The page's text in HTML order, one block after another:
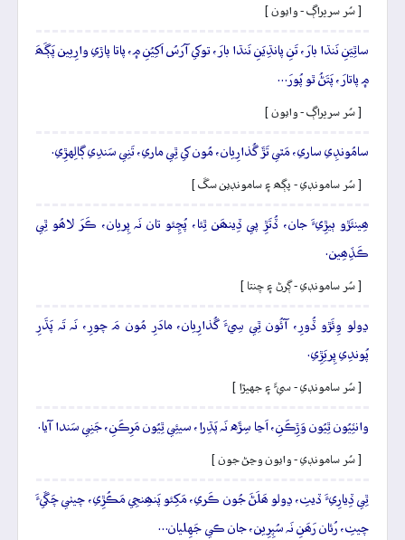
[ سُر سريراڳ - وايون ]
ساٿِيَنِ نَنڌا بارَ، تَنِ پانڌِيَنِ نَنڌا بارَ، توکي آرَسُ اَکِيُنِ ۾، پاتا پاڙي وارِيين پَڳَھَ
۾ پاتارَ، پَتَڻُ ٿو پُورَ…
[ سُر سريراڳ - وايون ]
سامُونڊِي ساري، مَٿي تَڙَ گُذارِيان، مُون کي ٿِي ماري، تَنِي سَندِي ڳالِهڙِي.
[ سُر سامونڊي - پڳھ ۽ سامونڊين سڱ ]
ھِينئَڙو ٻيڙِيءَ جان، ڏُتَڙِ پي ڏِينھَن ٿِئا، پُڇِئو تان نَہ پِريان، ڪَرَ لاھُو ٿِي
ڪَڏِھِين.
[ سُر سامونڊي - ڳرڻ ۽ چنتا ]
ڍولو وِئَڙو ڏُورِ، آئُون ٿِي سِيءَ گُذارِيان، مادَرِ مُون مَ چورِ، نَہ تَہ پَڌَرِ
پُوندِي پِريَڙِي.
[ سُر سامونڊي - سيءَ ۽ جهيڙا ]
وانٽِيُون ٿِيُون وَڙِڪَنِ، اَڃا سِڙَه نَہ پَڌِرا، سيئِي ٿِيُون مَرِڪَنِ، جَنِي سَندا آيا.
[ سُر سامونڊي - وايون وڃڻ جون ]
ٿِي ڏِيارِيءَ ڏيٺِ، ڍولو ھَلَڻَ جُون ڪَري، مَکِئو پَنھِنجِي مَڪُڙِي، چيٺي چَڱيءَ
چيٺِ، رُئان رَھَنِ نَہ سُپِرِين، جان ڪي جَهِليان…